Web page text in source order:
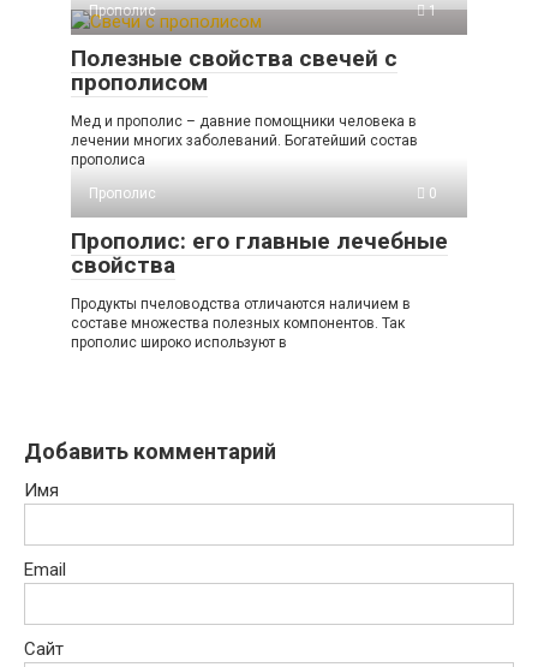
Прополис 1
Полезные свойства свечей с
прополисом
Мед и прополис – давние помощники человека в
лечении многих заболеваний. Богатейший состав
прополиса
Прополис
0
Прополис: его главные лечебные
свойства
Продукты пчеловодства отличаются наличием в
составе множества полезных компонентов. Так
прополис широко используют в
Добавить комментарий
Имя
Email
Сайт